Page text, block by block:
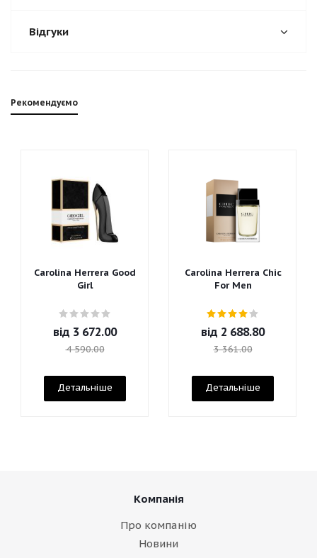
Відгуки
Рекомендуємо
Carolina Herrera Good
Girl
від 3 672.00
4 590.00
Детальніше
Carolina Herrera Chic
For Men
від 2 688.80
3 361.00
Детальніше
Компанія
Про компанію
Новини